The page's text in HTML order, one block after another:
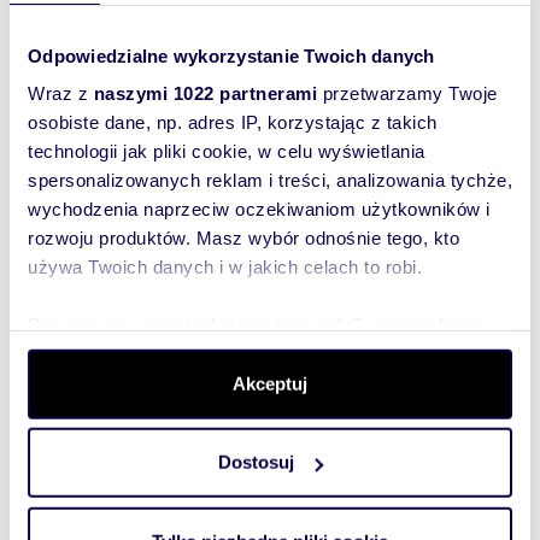
Odpowiedzialne wykorzystanie Twoich danych
Wraz z naszymi 1022 partnerami przetwarzamy Twoje
osobiste dane, np. adres IP, korzystając z takich
technologii jak pliki cookie, w celu wyświetlania
spersonalizowanych reklam i treści, analizowania tychże,
wychodzenia naprzeciw oczekiwaniom użytkowników i
rozwoju produktów. Masz wybór odnośnie tego, kto
używa Twoich danych i w jakich celach to robi.
dane są przetwarzane oraz ustaw własne preferencje w
. W Deklaracji plików cookie możesz
zmienić lub wycofać swoją zgodę w dowolnej chwili.
Wykorzystujemy pliki cookie do spersonalizowania treści
i reklam, aby oferować funkcje społecznościowe i
Akceptuj
Dostosuj
WYRÓŻNIONE
zł/m
odrestaurowanej kamienicy - polecam!
304 000 zł